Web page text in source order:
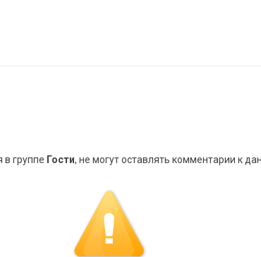
в группе Гости, не могут оставлять комментарии к